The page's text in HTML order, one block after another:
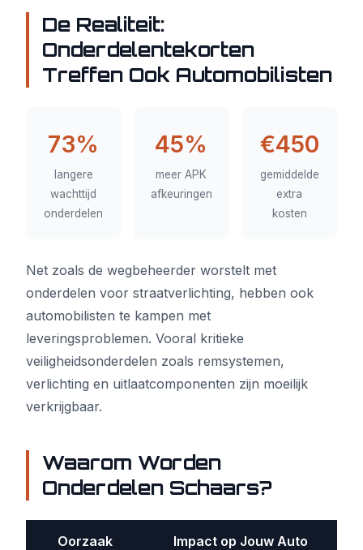
De Realiteit:
Onderdelentekorten
Treffen Ook Automobilisten
73%
langere
wachttijd
onderdelen
45%
meer APK
afkeuringen
€450
gemiddelde
extra
kosten
Net zoals de wegbeheerder worstelt met
onderdelen voor straatverlichting, hebben ook
automobilisten te kampen met
leveringsproblemen. Vooral kritieke
veiligheidsonderdelen zoals remsystemen,
verlichting en uitlaatcomponenten zijn moeilijk
verkrijgbaar.
Waarom Worden
Onderdelen Schaars?
Oorzaak Impact op Jouw Auto